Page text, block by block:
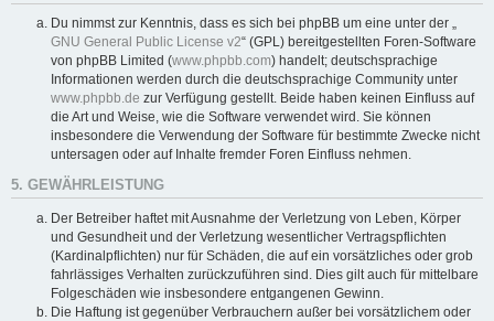
Du nimmst zur Kenntnis, dass es sich bei phpBB um eine unter der „
GNU General Public License v2“ (GPL) bereitgestellten Foren-Software
von phpBB Limited (www.phpbb.com) handelt; deutschsprachige
Informationen werden durch die deutschsprachige Community unter
www.phpbb.de zur Verfügung gestellt. Beide haben keinen Einfluss auf
die Art und Weise, wie die Software verwendet wird. Sie können
insbesondere die Verwendung der Software für bestimmte Zwecke nicht
untersagen oder auf Inhalte fremder Foren Einfluss nehmen.
5. GEWÄHRLEISTUNG
Der Betreiber haftet mit Ausnahme der Verletzung von Leben, Körper
und Gesundheit und der Verletzung wesentlicher Vertragspflichten
(Kardinalpflichten) nur für Schäden, die auf ein vorsätzliches oder grob
fahrlässiges Verhalten zurückzuführen sind. Dies gilt auch für mittelbare
Folgeschäden wie insbesondere entgangenen Gewinn.
Die Haftung ist gegenüber Verbrauchern außer bei vorsätzlichem oder